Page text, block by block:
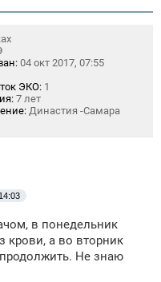
04 окт 2017, 07:55
ЭКО: 1
7 лет
Династия -Самара
в понедельник
крови, а во вторник
Не знаю